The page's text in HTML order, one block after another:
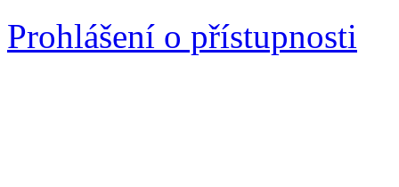
Prohlášení o přístupnosti